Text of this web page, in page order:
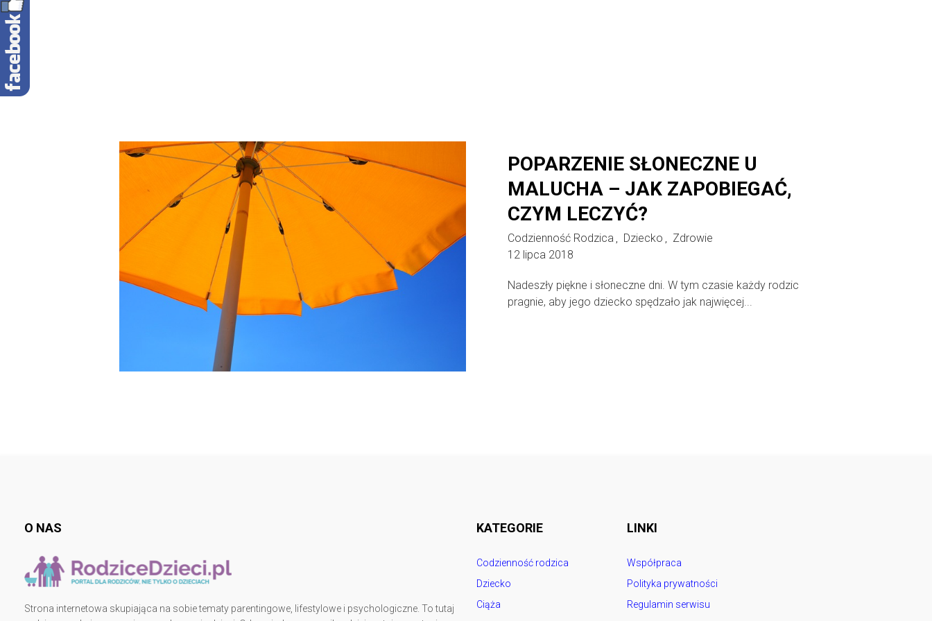
POPARZENIE SŁONECZNE U
MALUCHA – JAK ZAPOBIEGAĆ,
CZYM LECZYĆ?
Codzienność Rodzica Dziecko
Zdrowie
12 lipca 2018
Nadeszły piękne i słoneczne dni. W tym czasie każdy rodzic
pragnie, aby jego dziecko spędzało jak najwięcej...
O NAS
Strona internetowa skupiająca na sobie tematy parentingowe, lifestylowe i psychologiczne. To tutaj
KATEGORIE
Codzienność rodzica
Dziecko
Ciąża
LINKI
Współpraca
Polityka prywatności
Regulamin serwisu